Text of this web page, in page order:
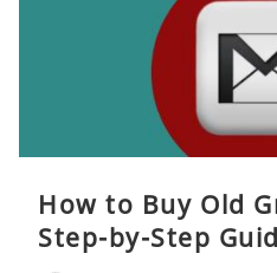
How to Buy Old
Step-by-Step